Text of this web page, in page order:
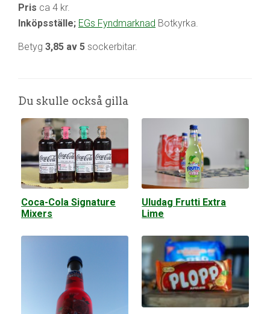
Pris ca 4 kr.
Inköpsställe; EGs Fyndmarknad Botkyrka.
Betyg 3,85 av 5 sockerbitar.
Du skulle också gilla
Coca-Cola Signature
Mixers
Uludag Frutti Extra
Lime